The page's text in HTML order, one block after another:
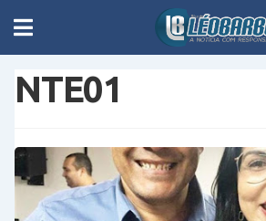
NTE01